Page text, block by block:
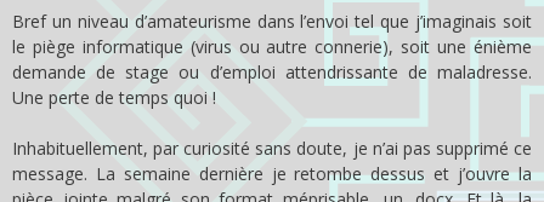
Bref un niveau d’amateurisme dans l’envoi tel que j’imaginais soit
le piège informatique (virus ou autre connerie), soit une énième
demande de stage ou d’emploi attendrissante de maladresse.
Une perte de temps quoi !
Inhabituellement, par curiosité sans doute, je n’ai pas supprimé ce
message. La semaine dernière je retombe dessus et j’ouvre la